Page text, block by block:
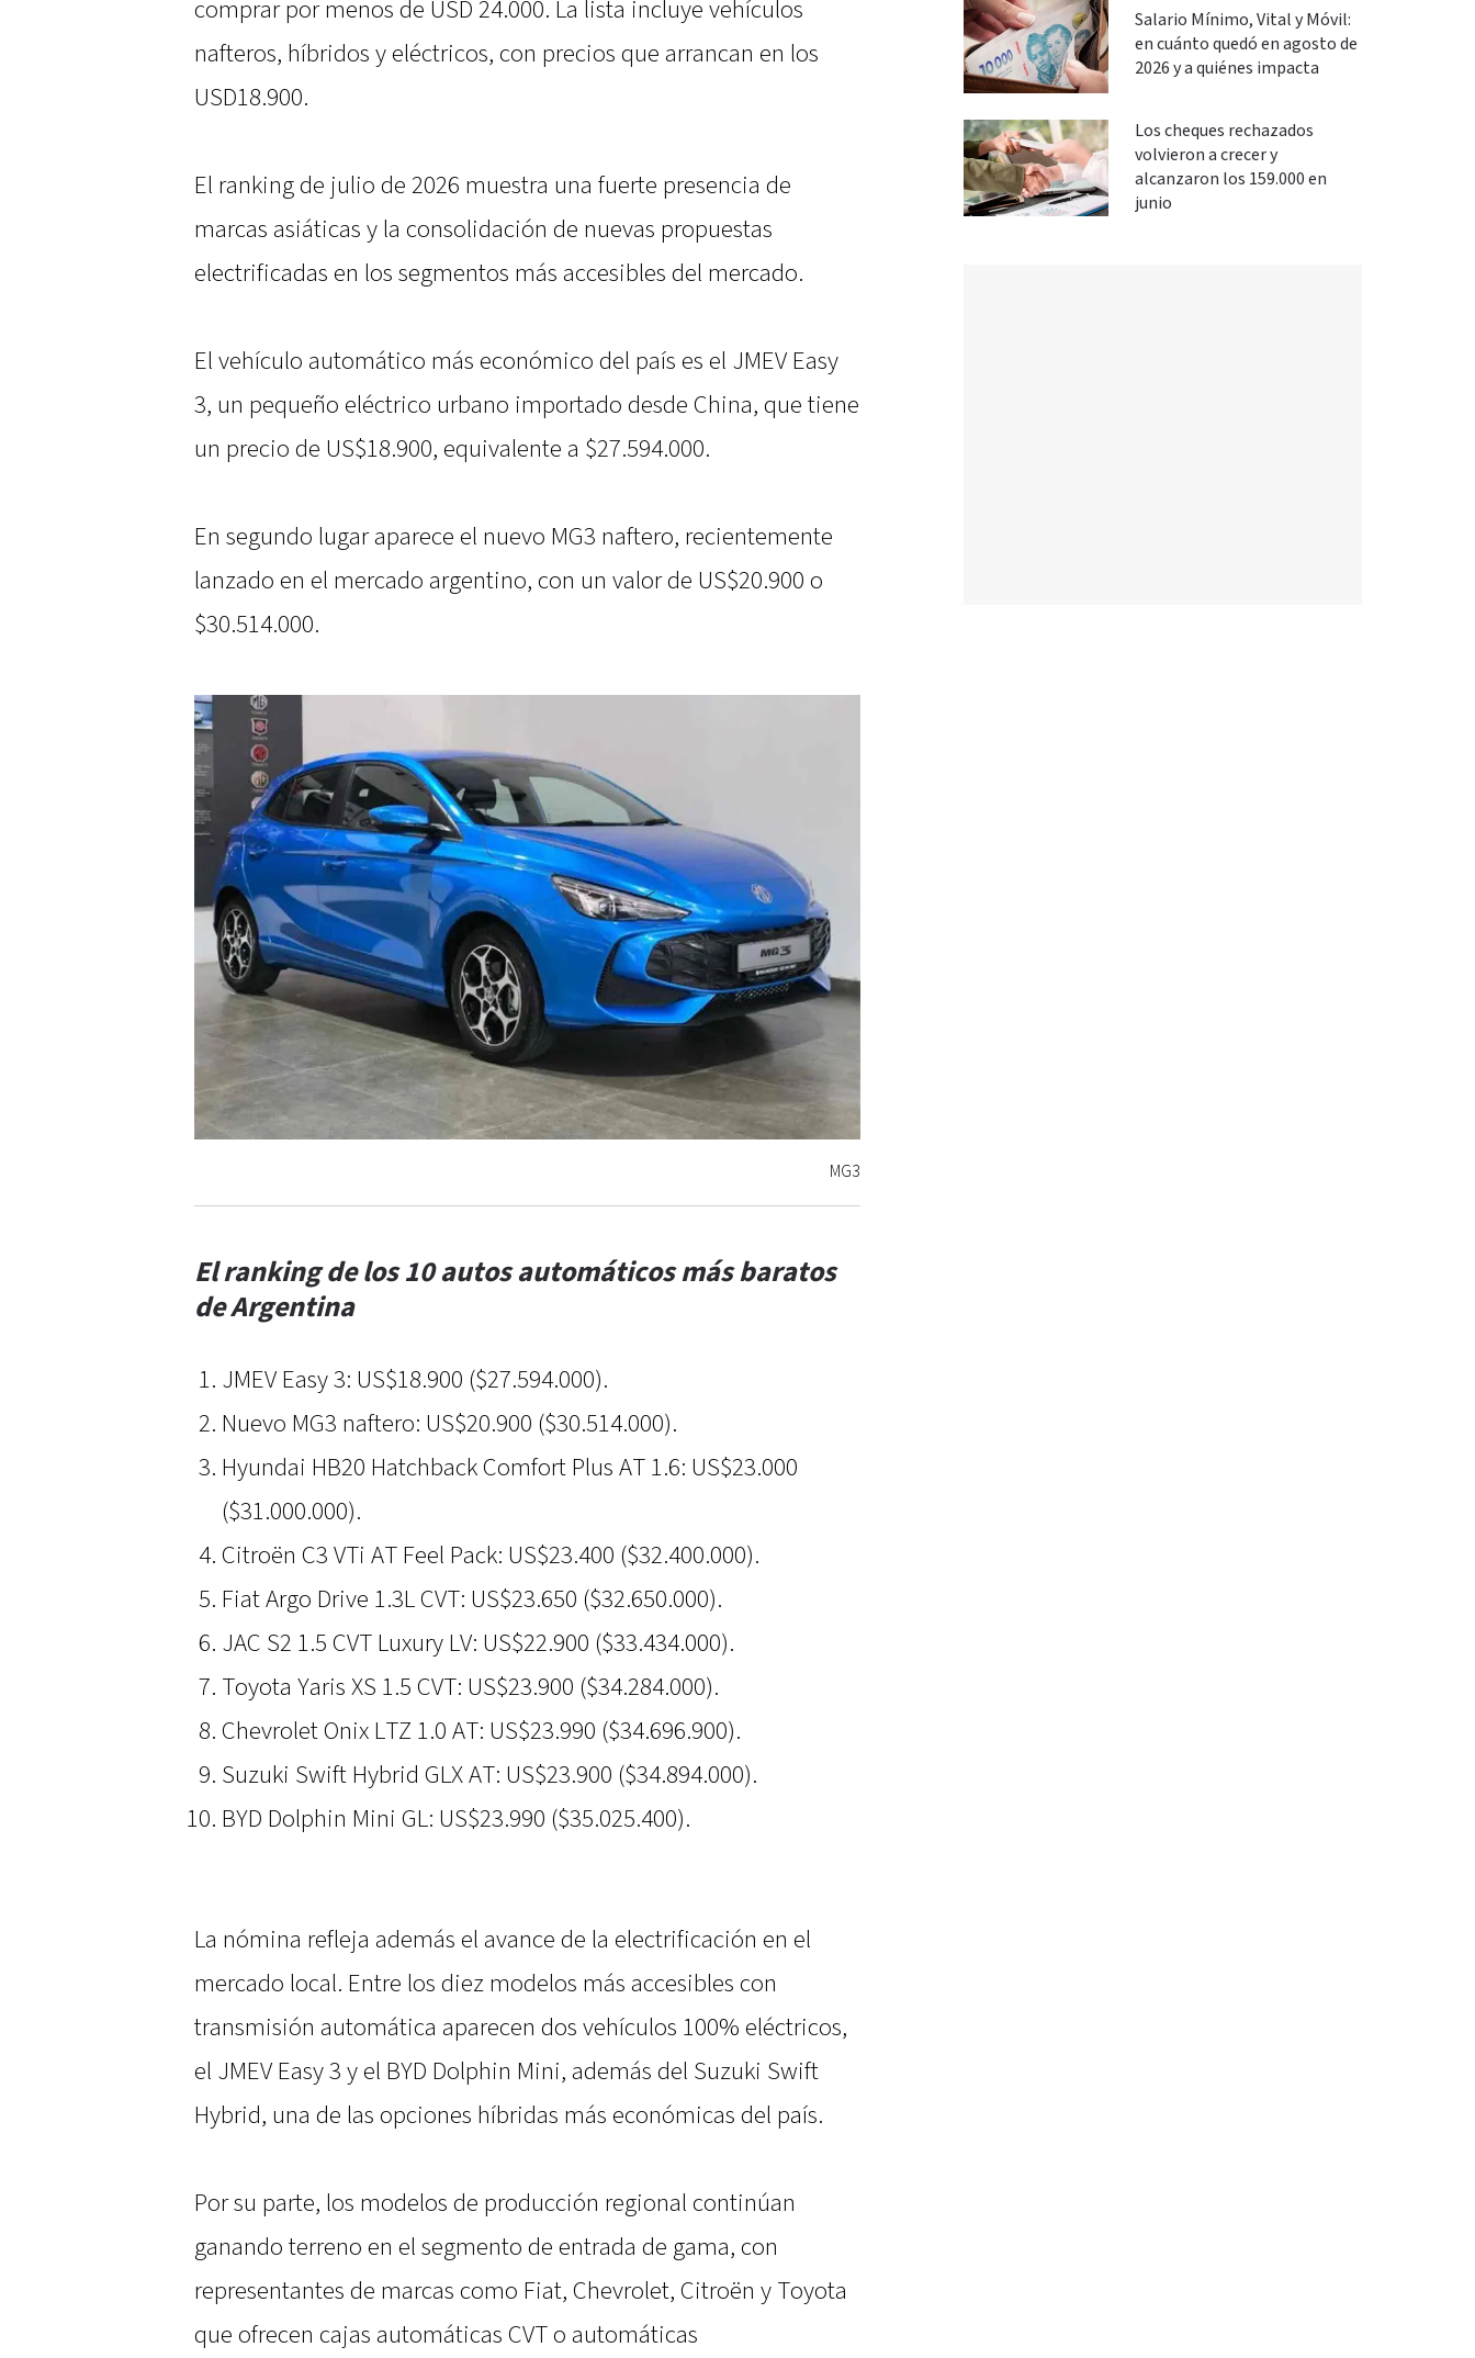
comprar por menos de USD 24.000. La lista incluye vehículos
nafteros, híbridos y eléctricos, con precios que arrancan en los
USD18.900.
El ranking de julio de 2026 muestra una fuerte presencia de
marcas asiáticas y la consolidación de nuevas propuestas
electrificadas en los segmentos más accesibles del mercado.
El vehículo automático más económico del país es el JMEV Easy
3, un pequeño eléctrico urbano importado desde China, que tiene
un precio de US$18.900, equivalente a $27.594.000.
En segundo lugar aparece el nuevo MG3 naftero, recientemente
lanzado en el mercado argentino, con un valor de US$20.900 o
$30.514.000.
MG3
El ranking de los 10 autos automáticos más baratos
de Argentina
JMEV Easy 3: US$18.900 ($27.594.000).
Nuevo MG3 naftero: US$20.900 ($30.514.000).
Hyundai HB20 Hatchback Comfort Plus AT 1.6: US$23.000
($31.000.000).
Citroën C3 VTi AT Feel Pack: US$23.400 ($32.400.000).
Fiat Argo Drive 1.3L CVT: US$23.650 ($32.650.000).
JAC S2 1.5 CVT Luxury LV: US$22.900 ($33.434.000).
Toyota Yaris XS 1.5 CVT: US$23.900 ($34.284.000).
Chevrolet Onix LTZ 1.0 AT: US$23.990 ($34.696.900).
Suzuki Swift Hybrid GLX AT: US$23.900 ($34.894.000).
BYD Dolphin Mini GL: US$23.990 ($35.025.400).
La nómina refleja además el avance de la electrificación en el
mercado local. Entre los diez modelos más accesibles con
transmisión automática aparecen dos vehículos 100% eléctricos,
el JMEV Easy 3 y el BYD Dolphin Mini, además del Suzuki Swift
Hybrid, una de las opciones híbridas más económicas del país.
Por su parte, los modelos de producción regional continúan
ganando terreno en el segmento de entrada de gama, con
representantes de marcas como Fiat, Chevrolet, Citroën y Toyota
que ofrecen cajas automáticas CVT o automáticas
Salario Mínimo, Vital y Móvil:
en cuánto quedó en agosto de
2026 y a quiénes impacta
Los cheques rechazados
volvieron a crecer y
alcanzaron los 159.000 en
junio